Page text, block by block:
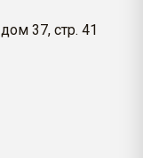
37, стр. 41